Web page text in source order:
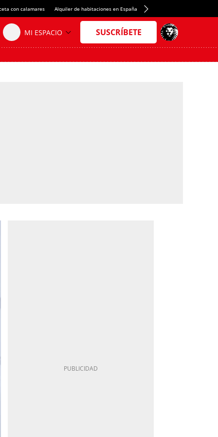
con calamares Alquiler de habitaciones en España Crédito del Spotify Camp Nou